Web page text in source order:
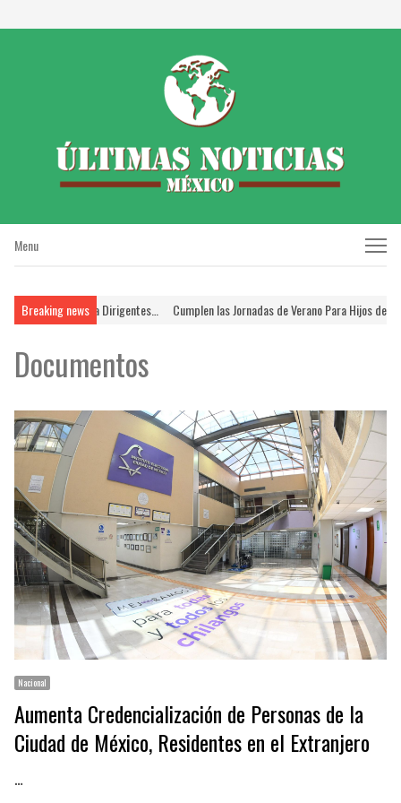
Menu
Menu
Breaking news
Icela Rodríguez a Dirigentes… Cumplen las Jornadas de Verano Para Hijos de
Documentos
Nacional
Aumenta Credencialización de Personas de la
Ciudad de México, Residentes en el Extranjero
…